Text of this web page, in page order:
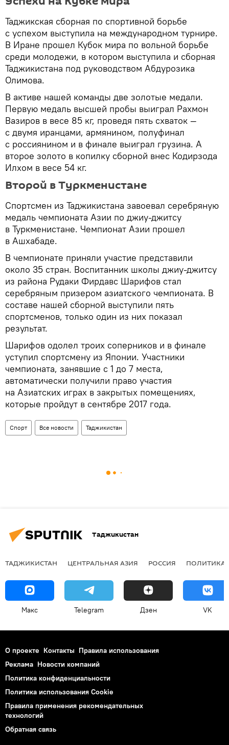
Таджикская сборная по спортивной борьбе
с успехом выступила на международном турнире.
В Иране прошел Кубок мира по вольной борьбе
среди молодежи, в котором выступила и сборная
Таджикистана под руководством Абдурозика
Олимова.
В активе нашей команды две золотые медали.
Первую медаль высшей пробы выиграл Рахмон
Вазиров в весе 85 кг, проведя пять схваток —
с двумя иранцами, армянином, полуфинал
с россиянином и в финале выиграл грузина. А
второе золото в копилку сборной внес Кодирзода
Илхом в весе 54 кг.
Второй в Туркменистане
Спортсмен из Таджикистана завоевал серебряную
медаль чемпионата Азии по джиу-джитсу
в Туркменистане. Чемпионат Азии прошел
в Ашхабаде.
В чемпионате приняли участие представили
около 35 стран. Воспитанник школы джиу-джитсу
из района Рудаки Фирдавс Шарифов стал
серебряным призером азиатского чемпионата. В
составе нашей сборной выступили пять
спортсменов, только один из них показал
результат.
Шарифов одолел троих соперников и в финале
уступил спортсмену из Японии. Участники
чемпионата, занявшие с 1 до 7 места,
автоматически получили право участия
на Азиатских играх в закрытых помещениях,
которые пройдут в сентябре 2017 года.
Спорт Все новости Таджикистан
Таджикистан
ТАДЖИКИСТАН ЦЕНТРАЛЬНАЯ АЗИЯ РОССИЯ ПОЛИТИКА
Макс Telegram Дзен VK
О проекте Контакты Правила использования
Реклама Новости компаний
Политика конфиденциальности
Политика использования Cookie
Правила применения рекомендательных
технологий
Обратная связь